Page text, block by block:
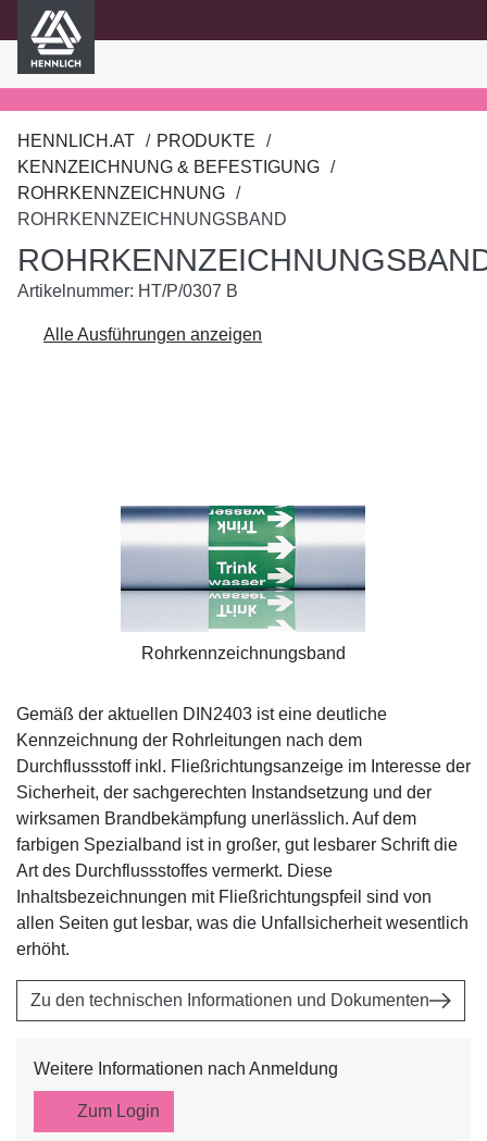
springen
HENNLICH.AT
PRODUKTE
KENNZEICHNUNG & BEFESTIGUNG
ROHRKENNZEICHNUNG
ROHRKENNZEICHNUNGSBAND
Artikelnummer: HT/P/0307 B
Alle Ausführungen anzeigen
Rohrkennzeichnungsband
Gemäß der aktuellen DIN2403 ist eine deutliche
Kennzeichnung der Rohrleitungen nach dem
Durchflussstoff inkl. Fließrichtungsanzeige im Interesse der
Sicherheit, der sachgerechten Instandsetzung und der
wirksamen Brandbekämpfung unerlässlich. Auf dem
farbigen Spezialband ist in großer, gut lesbarer Schrift die
Art des Durchflussstoffes vermerkt. Diese
Inhaltsbezeichnungen mit Fließrichtungspfeil sind von
allen Seiten gut lesbar, was die Unfallsicherheit wesentlich
erhöht.
Zu den technischen Informationen und Dokumenten
Weitere Informationen nach Anmeldung
Zum Login